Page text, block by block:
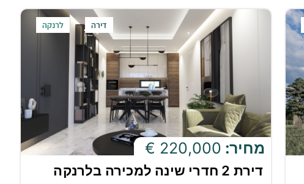
מחיר: 220,000 €
לרנקה דירה
דירת 2 חדרי שינה למכירה בלרנקה